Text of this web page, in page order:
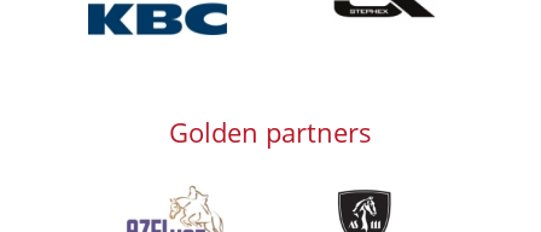
Golden partners
Afbeelding Afbeelding